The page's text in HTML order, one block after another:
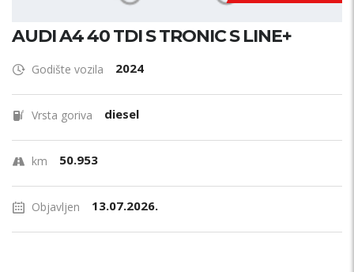
AUDI A4 40 TDI S TRONIC S LINE+
Godište vozila 2024
Vrsta goriva diesel
km 50.953
Objavljen 13.07.2026.